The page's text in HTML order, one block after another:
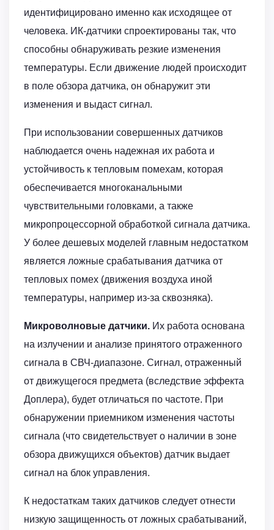
идентифицировано именно как исходящее от
человека. ИК-датчики спроектированы так, что
способны обнаруживать резкие изменения
температуры. Если движение людей происходит
в поле обзора датчика, он обнаружит эти
изменения и выдаст сигнал.
При использовании совершенных датчиков
наблюдается очень надежная их работа и
устойчивость к тепловым помехам, которая
обеспечивается многоканальными
чувствительными головками, а также
микропроцессорной обработкой сигнала датчика.
У более дешевых моделей главным недостатком
является ложные срабатывания датчика от
тепловых помех (движения воздуха иной
температуры, например из-за сквозняка).
Микроволновые датчики. Их работа основана
на излучении и анализе принятого отраженного
сигнала в СВЧ-диапазоне. Сигнал, отраженный
от движущегося предмета (вследствие эффекта
Доплера), будет отличаться по частоте. При
обнаружении приемником изменения частоты
сигнала (что свидетельствует о наличии в зоне
обзора движущихся объектов) датчик выдает
сигнал на блок управления.
К недостаткам таких датчиков следует отнести
низкую защищенность от ложных срабатываний,